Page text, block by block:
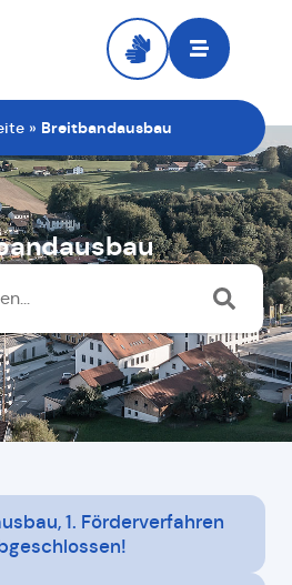
» Breitbandausbau
1. Förderverfahren